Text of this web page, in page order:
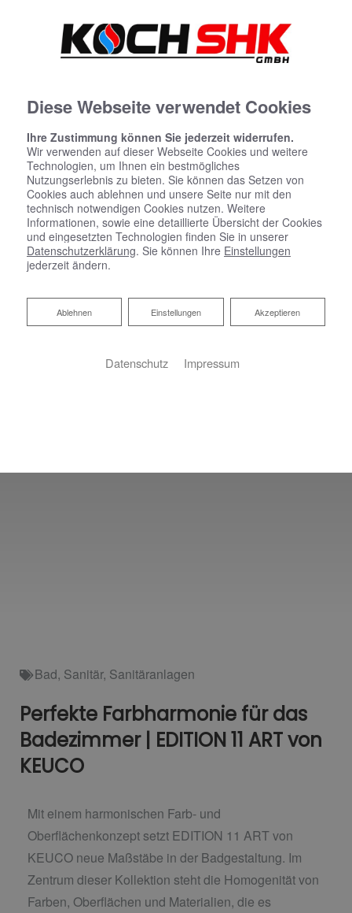
Bad, Sanitär, Sanitäranlagen
Perfekte Farbharmonie für das
Badezimmer | EDITION 11 ART von
KEUCO
Mit einem harmonischen Farb- und
Oberflächenkonzept setzt EDITION 11 ART von
KEUCO neue Maßstäbe in der Badgestaltung. Im
Zentrum dieser Kollektion steht die Homogenität von
Farben, Oberflächen und Materialien, die es
Diese Webseite verwendet Cookies
Ihre Zustimmung können Sie jederzeit widerrufen.
Wir verwenden auf dieser Webseite Cookies und weitere
Technologien, um Ihnen ein bestmögliches
Nutzungserlebnis zu bieten. Sie können das Setzen von
Cookies auch ablehnen und unsere Seite nur mit den
technisch notwendigen Cookies nutzen. Weitere
Informationen, sowie eine detaillierte Übersicht der Cookies
und eingesetzten Technologien finden Sie in unserer
Datenschutzerklärung. Sie können Ihre Einstellungen
jederzeit ändern.
Akzeptieren
Einstellungen
Ablehnen
Ablehnen
Datenschutz Impressum